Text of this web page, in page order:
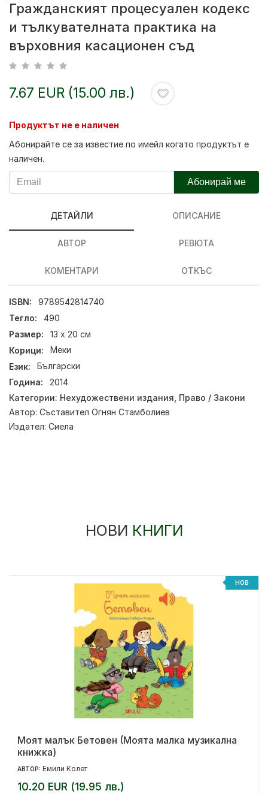
Гражданският процесуален кодекс
и тълкувателната практика на
върховния касационен съд
7.67 EUR (15.00 лв.)
Продуктът не е наличен
Абонирайте се за известие по имейл когато продуктът е
наличен.
Абонирай ме
ДЕТАЙЛИ ОПИСАНИЕ
АВТОР РЕВЮТА
КОМЕНТАРИ ОТКЪС
ISBN:
9789542814740
Тегло:
490
Размер:
13 х 20 см
Корици:
Меки
Език:
Български
Година:
2014
Категории: Нехудожествени издания Право / Закони
Автор: Съставител Огнян Стамболиев
Издател: Сиела
НОВИ КНИГИ
НОВ
Моят малък Бетовен (Моята малка музикална
книжка)
АВТОР: Емили Колет
10.20 EUR (19.95 лв.)